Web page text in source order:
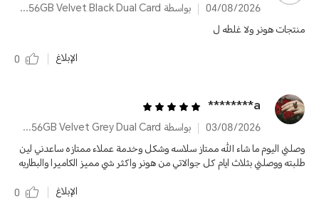
04/08/2026
بواسطة HONOR X8d 8GB+256GB Velvet Black Dual Card
منتجات هونر ولا غلطه ل
الإبلاغ
0
a********
03/08/2026
بواسطة HONOR X8d 8GB+256GB Velvet Grey Dual Card
وصلني اليوم ما شاء الله ممتاز سلاسه وشكل وخدمة عملاء ممتازه ساعدني لين
طلبته ووصلني بثلاث ايام كل جوالاتي من هونر واكثر شي مميز الكاميرا والبطاريه
الإبلاغ
0